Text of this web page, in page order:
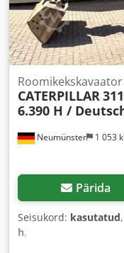
Neumünster 1 053
Roomikekskavaator
CATERPILLAR
6.390 H /
Pärida
Seisukord: kasutatud
h,